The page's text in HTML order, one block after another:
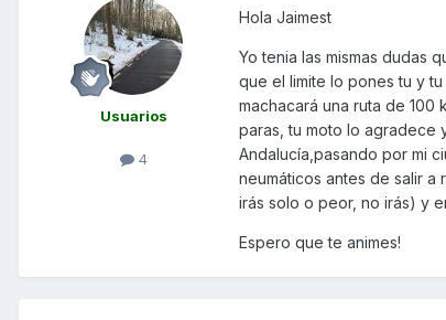
Usuarios
4
Hola Jaimest
Yo tenia las mismas dudas
que el limite lo pones tu y
machacará una ruta de 100
paras, tu moto lo agradece
Andalucía,pasando por mi
neumáticos antes de salir a
irás solo o peor, no irás) y
Espero que te animes!